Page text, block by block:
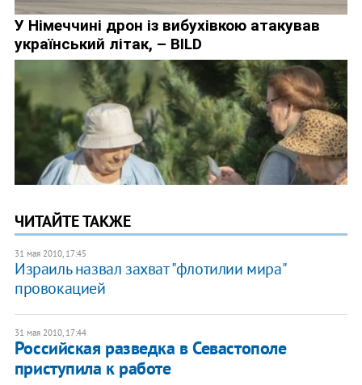
ЧИТАЙТЕ ТАКЖЕ
31 мая 2010, 17:45
Израиль назвал захват "флотилии мира"
провокацией
31 мая 2010, 17:44
Российская разведка в Севастополе
приступила к работе